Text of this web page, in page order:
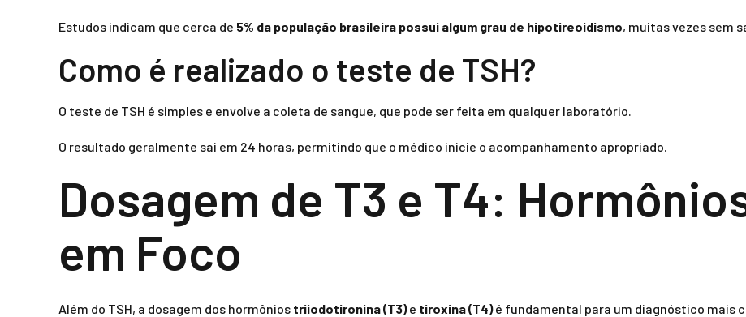
Estudos indicam que cerca de 5% da população brasileira possui algum grau de hipotireoidismo, muitas vezes sem
Como é realizado o teste de TSH?
O teste de TSH é simples e envolve a coleta de sangue, que pode ser feita em qualquer laboratório.
O resultado geralmente sai em 24 horas, permitindo que o médico inicie o acompanhamento apropriado.
Dosagem de T3 e T4:
em Foco
Além do TSH, a dosagem dos hormônios triiodotironina (T3)e tiroxina (T4)é fundamental para um diagnóstico mais